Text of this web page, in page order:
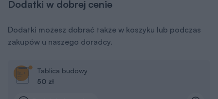
Dodatki w dobrej cenie
Dodatki możesz dobrać także w koszyku lub podczas
zakupów u naszego doradcy.
Tablica budowy
50 zł